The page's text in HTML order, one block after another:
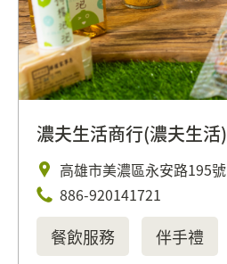
濃夫生活商行(濃夫生活)
高雄市美濃區永安路195號
886-920141721
餐飲服務 伴手禮